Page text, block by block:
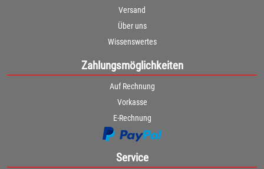
Versand
Über uns
Wissenswertes
Zahlungsmöglichkeiten
Auf Rechnung
Vorkasse
E-Rechnung
Service